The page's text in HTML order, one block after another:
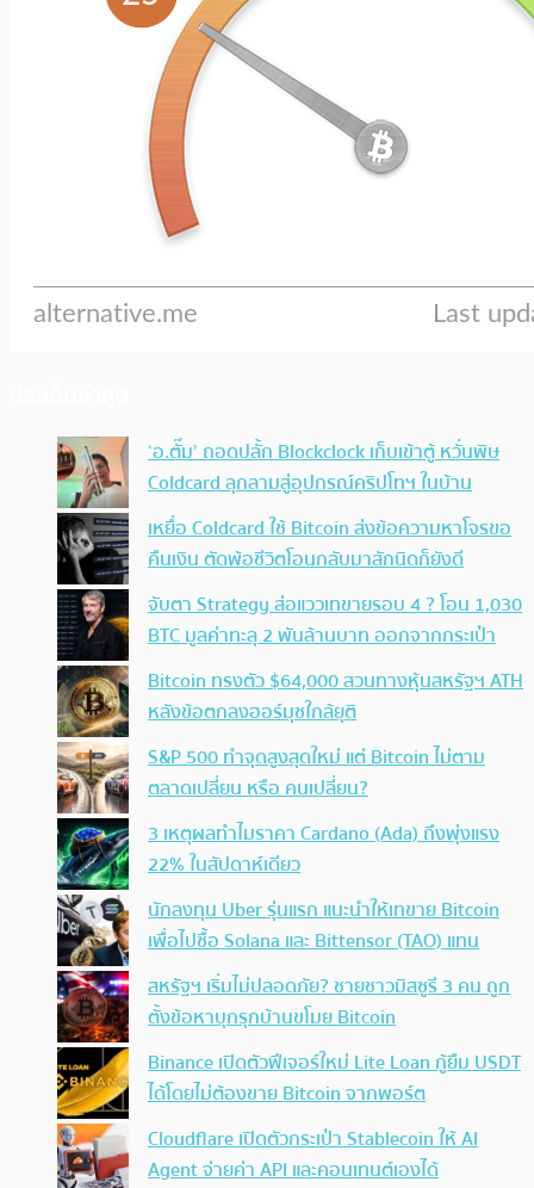
‘อ.ตั๊ม’ ถอดปลั้ก Blockclock เก็บเข้าตู้ หวั่นพิษ
Coldcard ลุกลามสู่อุปกรณ์คริปโทฯ ในบ้าน
เหยื่อ Coldcard ใช้ Bitcoin ส่งข้อความหาโจรขอ
คืนเงิน ตัดพ้อชีวิตโอนกลับมาสักนิดก็ยังดี
จับตา Strategy ส่อแววเทขายรอบ 4 ? โอน 1,030
BTC มูลค่าทะลุ 2 พันล้านบาท ออกจากกระเป๋า
Bitcoin ทรงตัว $64,000 สวนทางหุ้นสหรัฐฯ ATH
หลังข้อตกลงฮอร์มุซใกล้ยุติ
S&P 500 ทำจุดสูงสุดใหม่ แต่ Bitcoin ไม่ตาม
ตลาดเปลี่ยน หรือ คนเปลี่ยน?
3 เหตุผลทำไมราคา Cardano (Ada) ถึงพุ่งแรง
22% ในสัปดาห์เดียว
นักลงทุน Uber รุ่นแรก แนะนำให้เทขาย Bitcoin
เพื่อไปซื้อ Solana และ Bittensor (TAO) แทน
สหรัฐฯ เริ่มไม่ปลอดภัย? ชายชาวมิสซูรี 3 คน ถูก
ตั้งข้อหาบุกรุกบ้านขโมย Bitcoin
Binance เปิดตัวฟีเจอร์ใหม่ Lite Loan กู้ยืม USDT
ได้โดยไม่ต้องขาย Bitcoin จากพอร์ต
Cloudflare เปิดตัวกระเป๋า Stablecoin ให้ AI
Agent จ่ายค่า API และคอนเทนต์เองได้